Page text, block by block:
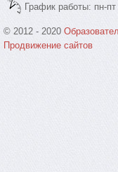
График работы: пн-
© 2012 - 2020
Продвижение сайтов